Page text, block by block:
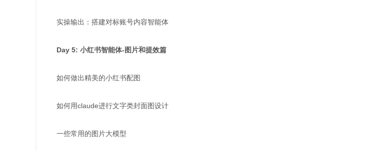
实操输出：搭建对标账号内容智能体
Day 5: 小红书智能体-图片和提效篇
如何做出精美的小红书配图
如何用claude进行文字类封面图设计
一些常用的图片大模型